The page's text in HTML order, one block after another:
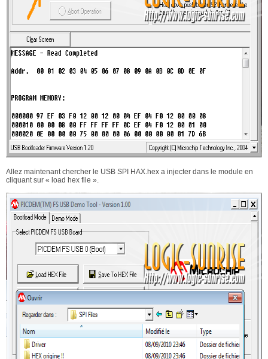
Allez maintenant chercher le USB SPI HAX.hex a injecter dans le module en
cliquant sur « load hex file ».